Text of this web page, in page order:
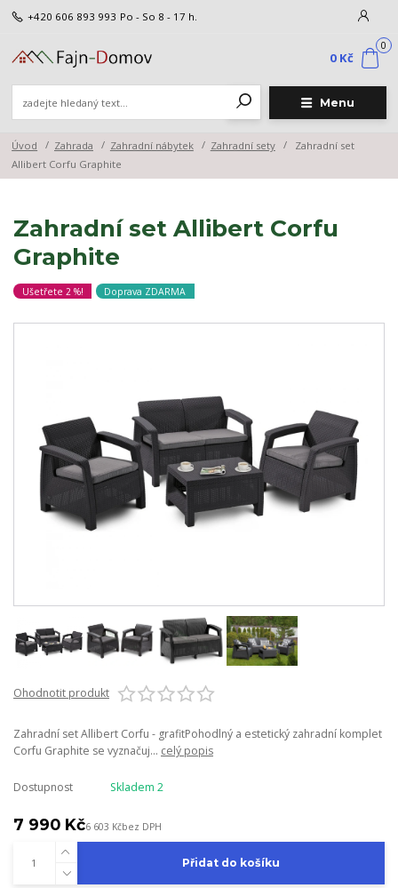
Menu
+420 606 893 993 Po - So 8 - 17 h.
0
0 Kč
Úvod Zahrada Zahradní nábytek Zahradní sety
Zahradní set
Allibert Corfu Graphite
Zahradní set Allibert Corfu
Graphite
Ušetřete 2 %! Doprava ZDARMA
Ohodnotit produkt
Zahradní set Allibert Corfu - grafitPohodlný a estetický zahradní komplet
Corfu Graphite se vyznačuj... celý popis
Dostupnost Skladem 2
7 990 Kč6 603 Kčbez DPH
Přidat do košíku